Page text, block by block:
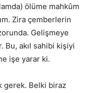
ölüme mahkûm
Zira çemberlerin
Gelişmeye
akıl sahibi kişiyi
işe yarar ki.
gerek. Belki biraz